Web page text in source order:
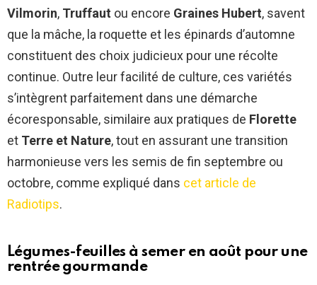
Vilmorin, Truffaut ou encore Graines Hubert, savent
que la mâche, la roquette et les épinards d’automne
constituent des choix judicieux pour une récolte
continue. Outre leur facilité de culture, ces variétés
s’intègrent parfaitement dans une démarche
écoresponsable, similaire aux pratiques de Florette
et Terre et Nature, tout en assurant une transition
harmonieuse vers les semis de fin septembre ou
octobre, comme expliqué dans cet article de
Radiotips.
Légumes-feuilles à semer en août pour une
rentrée gourmande